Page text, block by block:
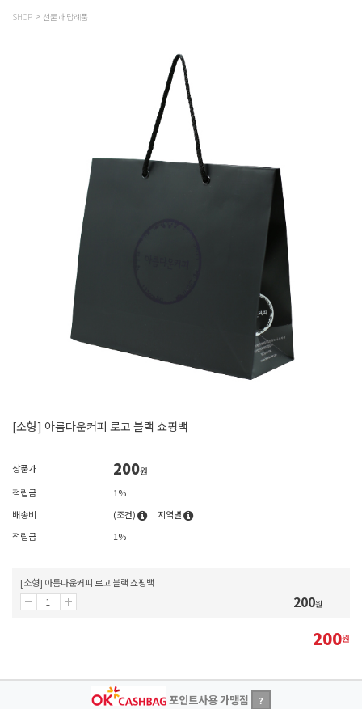
SHOP 선물과 답례품
[소형] 아름다운커피 로고 블랙 쇼핑백
상품가 200원
적립금
1%
배송비
(조건)
지역별
적립금
1%
[소형] 아름다운커피 로고 블랙 쇼핑백
200원
200원
포인트사용 가맹점 ?